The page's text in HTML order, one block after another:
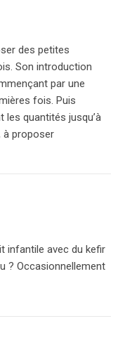
des petites
Son introduction
par une
fois. Puis
les quantités jusqu’à
à proposer
infantile avec du kefir
? Occasionnellement